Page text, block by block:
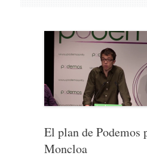
El plan de Podemos
Moncloa